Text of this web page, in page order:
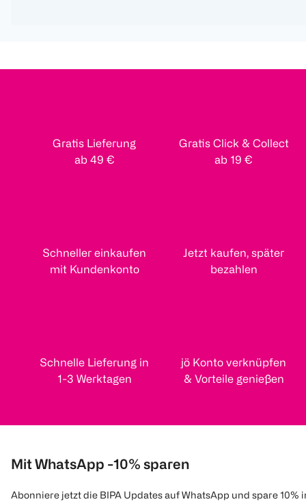
Gratis Lieferung
ab 49 €
Gratis Click & Collect
ab 19 €
Schneller einkaufen
mit Kundenkonto
Jetzt kaufen, später
bezahlen
Schnelle Lieferung in
1-3 Werktagen
jö Konto verknüpfen
& Vorteile genießen
Mit WhatsApp -10% sparen
Abonniere jetzt die BIPA Updates auf WhatsApp und spare 10%